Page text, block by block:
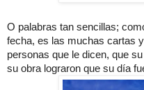
O palabras tan sencillas;
fecha, es las muchas cartas
personas que le dicen, que
su obra lograron que su día